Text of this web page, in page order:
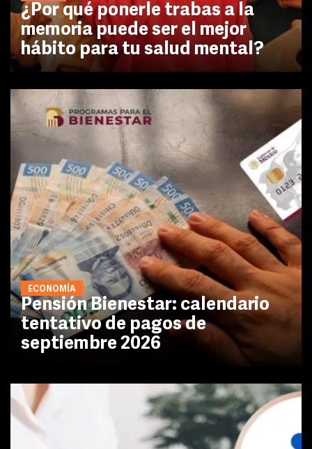
¿Por qué ponerle trabas a la
memoria puede ser el mejor
hábito para tu salud mental?
ECONOMÍA
Pensión Bienestar: calendario
tentativo de pagos de
septiembre 2026